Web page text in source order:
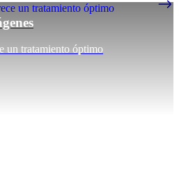
un tratamiento óptimo